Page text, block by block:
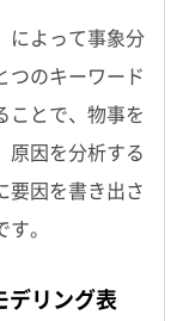
によって事象分
つのキーワード
ことで、物事を
原因を分析する
要因を書き出さ
。
デリング表